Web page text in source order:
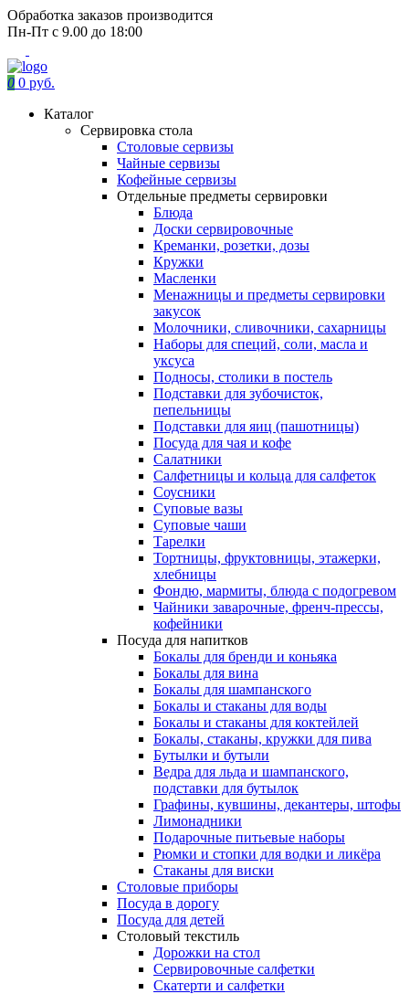
Обработка заказов производится
Пн-Пт с 9.00 до 18:00
0 0 руб.
Каталог
Сервировка стола
Столовые сервизы
Чайные сервизы
Кофейные сервизы
Отдельные предметы сервировки
Блюда
Доски сервировочные
Креманки, розетки, дозы
Кружки
Масленки
Менажницы и предметы сервировки
закусок
Молочники, сливочники, сахарницы
Наборы для специй, соли, масла и
уксуса
Подносы, столики в постель
Подставки для зубочисток,
пепельницы
Подставки для яиц (пашотницы)
Посуда для чая и кофе
Салатники
Салфетницы и кольца для салфеток
Соусники
Суповые вазы
Суповые чаши
Тарелки
Тортницы, фруктовницы, этажерки,
хлебницы
Фондю, мармиты, блюда с подогревом
Чайники заварочные, френч-прессы,
кофейники
Посуда для напитков
Бокалы для бренди и коньяка
Бокалы для вина
Бокалы для шампанского
Бокалы и стаканы для воды
Бокалы и стаканы для коктейлей
Бокалы, стаканы, кружки для пива
Бутылки и бутыли
Ведра для льда и шампанского,
подставки для бутылок
Графины, кувшины, декантеры, штофы
Лимонадники
Подарочные питьевые наборы
Рюмки и стопки для водки и ликёра
Стаканы для виски
Столовые приборы
Посуда в дорогу
Посуда для детей
Столовый текстиль
Дорожки на стол
Сервировочные салфетки
Скатерти и салфетки